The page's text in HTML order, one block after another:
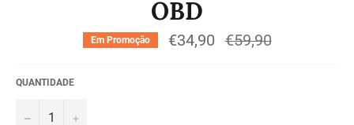
OBD
Em Promoção €34,90
Preço
normal
€59,90
QUANTIDADE
− +